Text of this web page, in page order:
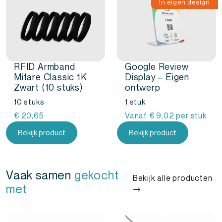
Voor het volgen en beheren van technische
componenten en installaties.
Handig voor overzicht en identificatie van
netwerkbekabeling.
RFID Armband
Mifare Classic 1K
Zwart (10 stuks)
10 stuks
€ 20,65
Bekijk product
In eigen design
Google Review
Display – Eigen
ontwerp
1 stuk
Vanaf € 9,02per stuk
Bekijk product
Vaak samen gekocht
met
Bekijk alle producten